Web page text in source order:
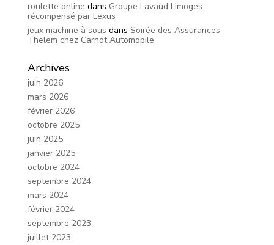
roulette online dans Groupe Lavaud Limoges
récompensé par Lexus
jeux machine à sous dans Soirée des Assurances
Thelem chez Carnot Automobile
Archives
juin 2026
mars 2026
février 2026
octobre 2025
juin 2025
janvier 2025
octobre 2024
septembre 2024
mars 2024
février 2024
septembre 2023
juillet 2023